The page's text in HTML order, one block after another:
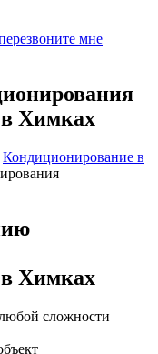
мне
в Химках
Кондиционирование в
в Химках
сложности